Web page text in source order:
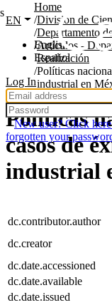
EN
English
Español
Log In
New user? Click
forgotten your
Home
División de
Departamento
Artículos -
Realización
Políticas
industrial en
Políticas
casos de
industrial
dc.contributor.author
dc.creator
dc.date.accessioned
dc.date.available
dc.date.issued